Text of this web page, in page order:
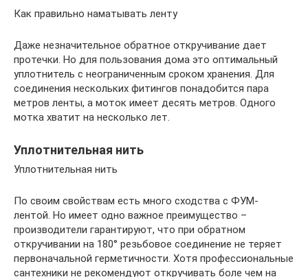
Как правильно наматывать ленту
Даже незначительное обратное откручивание дает
протечки. Но для пользования дома это оптимальный
уплотнитель с неограниченным сроком хранения. Для
соединения нескольких фитингов понадобится пара
метров ленты, а моток имеет десять метров. Одного
мотка хватит на несколько лет.
Уплотнительная нить
Уплотнительная нить
По своим свойствам есть много сходства с ФУМ-
лентой. Но имеет одно важное преимущество –
производители гарантируют, что при обратном
откручивании на 180° резьбовое соединение не теряет
первоначальной герметичности. Хотя профессиональные
сантехники не рекомендуют откручивать боле чем на